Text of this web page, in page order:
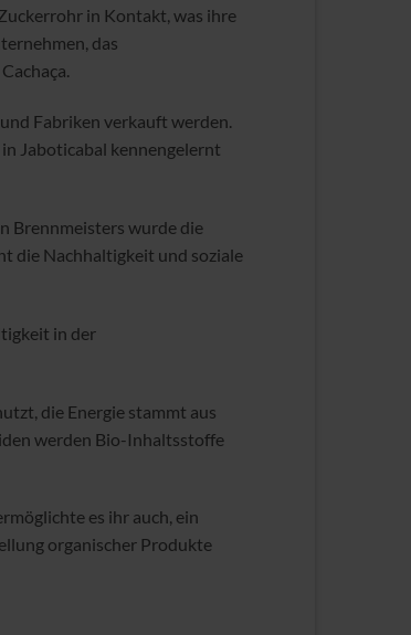
in Kontakt, was ihre
das
Fabriken verkauft werden.
Jaboticabal kennengelernt
Brennmeisters wurde die
die Nachhaltigkeit und soziale
in der
die Energie stammt aus
werden Bio-Inhaltsstoffe
es ihr auch, ein
organischer Produkte